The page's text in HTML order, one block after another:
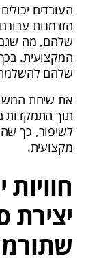
העובדים
הזדמנות
שלהם, מה שגם
המקצועית.
שלהם להשלמת
את שיחת
תוך התמקדות
לשיפור, כך
מקצועית.
יצירת